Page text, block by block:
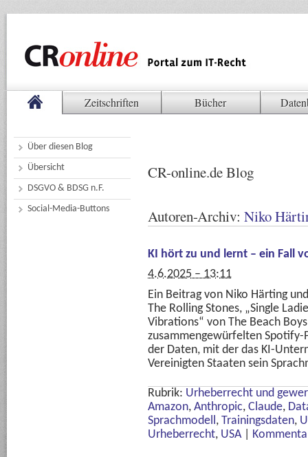
Zeitschriften Bücher
Über diesen Blog
Übersicht
DSGVO & BDSG n.F.
Social-Media-Buttons
CR-online.de Blog
Autoren-Archiv: Niko
KI hört zu und lernt – ein Fall
4.6.2025 – 13:11
Ein Beitrag von Niko Härting
The Rolling Stones, „Single
Vibrations“ von The Beach
zusammengewürfelten Spotify-
der Daten, mit der das KI-
Vereinigten Staaten sein
Rubrik: Urheberrecht und
Amazon, Anthropic, Claude,
Sprachmodell, Trainingsdaten,
Urheberrecht, USA